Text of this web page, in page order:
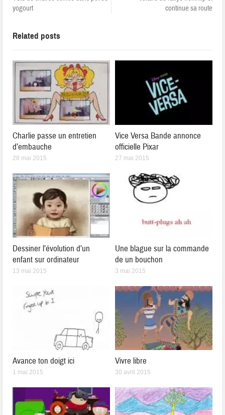
yogourt
continue sa route
Related posts
Charlie passe un entretien
d’embauche
28 mai 2015
Vice Versa Bande annonce
officielle Pixar
27 mai 2015
Dessiner l’évolution d’un
enfant sur ordinateur
13 mai 2015
Une blague sur la commande
de un bouchon
3 mai 2015
Avance ton doigt ici
1 mai 2015
Vivre libre
30 avril 2015